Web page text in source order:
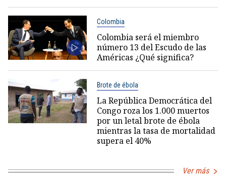
Colombia
Colombia será el miembro
número 13 del Escudo de las
Américas ¿Qué significa?
Brote de ébola
La República Democrática del
Congo roza los 1.000 muertos
por un letal brote de ébola
mientras la tasa de mortalidad
supera el 40%
Ver más